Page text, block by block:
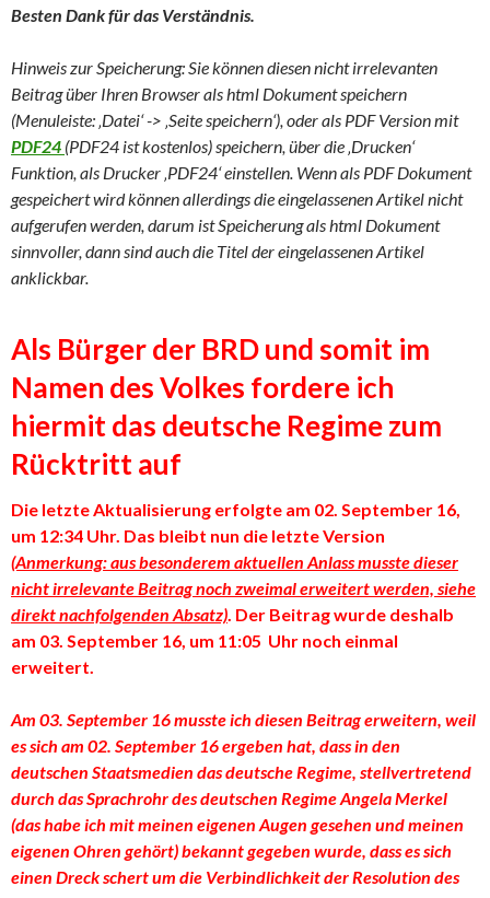
Besten Dank für das Verständnis.
Hinweis zur Speicherung: Sie können diesen nicht irrelevanten
Beitrag über Ihren Browser als html Dokument speichern
(Menuleiste: ‚Datei‘ -> ‚Seite speichern‘), oder als PDF Version mit
PDF24 (PDF24 ist kostenlos) speichern, über die ‚Drucken‘
Funktion, als Drucker ‚PDF24‘ einstellen. Wenn als PDF Dokument
gespeichert wird können allerdings die eingelassenen Artikel nicht
aufgerufen werden, darum ist Speicherung als html Dokument
sinnvoller, dann sind auch die Titel der eingelassenen Artikel
anklickbar.
Als Bürger der BRD und somit im
Namen des Volkes fordere ich
hiermit das deutsche Regime zum
Rücktritt auf
Die letzte Aktualisierung erfolgte am 02. September 16,
um 12:34 Uhr. Das bleibt nun die letzte Version
(Anmerkung: aus besonderem aktuellen Anlass musste dieser
nicht irrelevante Beitrag noch zweimal erweitert werden, siehe
direkt nachfolgenden Absatz). Der Beitrag wurde deshalb
am 03. September 16, um 11:05 Uhr noch einmal
erweitert.
Am 03. September 16 musste ich diesen Beitrag erweitern, weil
es sich am 02. September 16 ergeben hat, dass in den
deutschen Staatsmedien das deutsche Regime, stellvertretend
durch das Sprachrohr des deutschen Regime Angela Merkel
(das habe ich mit meinen eigenen Augen gesehen und meinen
eigenen Ohren gehört) bekannt gegeben wurde, dass es sich
einen Dreck schert um die Verbindlichkeit der Resolution des